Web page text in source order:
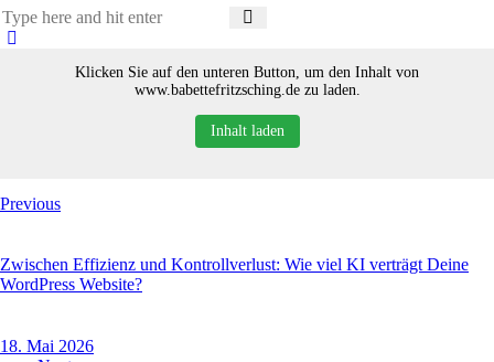
Klicken Sie auf den unteren Button, um den Inhalt von
www.babettefritzsching.de zu laden.
Inhalt laden
Beitragsnavigation
Previous
Zwischen Effizienz und Kontrollverlust: Wie viel KI verträgt Deine
WordPress Website?
18. Mai 2026